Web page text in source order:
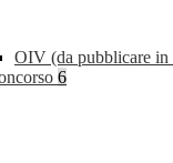
OIV (da pubblicare in
6